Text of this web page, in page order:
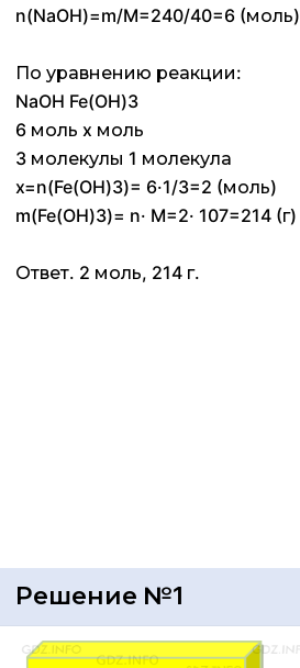
n(NaOH)=m/M=240/40=6 (моль)
По уравнению реакции:
NaOH Fe(OH)3
6 моль x моль
3 молекулы 1 молекула
x=n(Fe(OH)3)= 6·1/3=2 (моль)
m(Fe(OH)3)= n· M=2· 107=214 (г)
Ответ. 2 моль, 214 г.
Решение №1